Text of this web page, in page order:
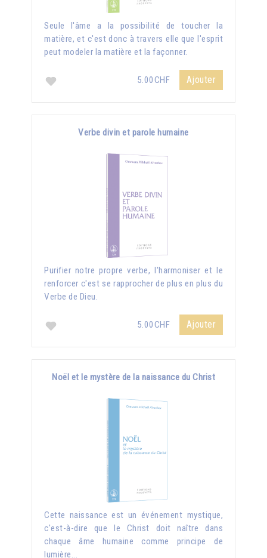
Seule l'âme a la possibilité de toucher la
matière, et c'est donc à travers elle que l'esprit
peut modeler la matière et la façonner.
5.00CHF Ajouter
Verbe divin et parole humaine
Purifier notre propre verbe, l'harmoniser et le
renforcer c'est se rapprocher de plus en plus du
Verbe de Dieu.
5.00CHF Ajouter
Noël et le mystère de la naissance du Christ
Cette naissance est un événement mystique,
c'est-à-dire que le Christ doit naître dans
chaque âme humaine comme principe de
lumière...